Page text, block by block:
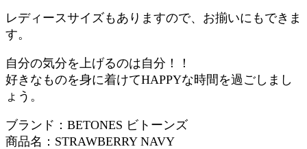
レディースサイズもありますので、お揃いにもできま
す。
自分の気分を上げるのは自分！！
好きなものを身に着けてHAPPYな時間を過ごしまし
ょう。
ブランド：BETONES ビトーンズ
商品名：STRAWBERRY NAVY